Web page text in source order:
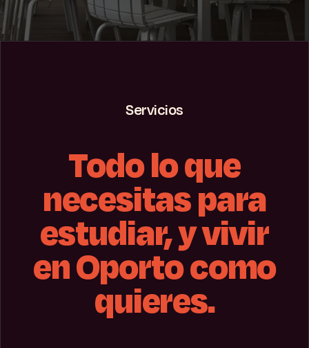
Servicios
Todo lo que
necesitas para
estudiar, y vivir
en Oporto como
quieres.